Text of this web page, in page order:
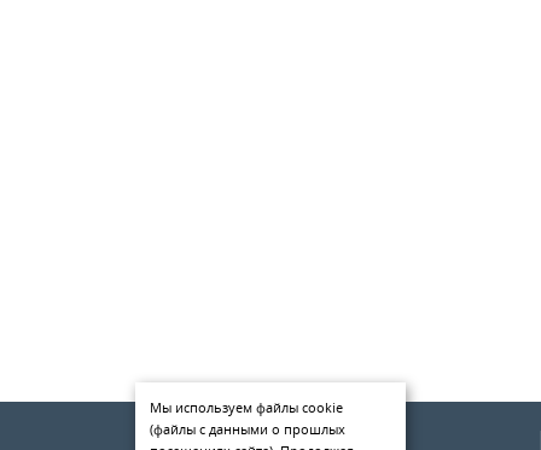
О компании
Мы используем файлы cookie
(файлы с данными о прошлых